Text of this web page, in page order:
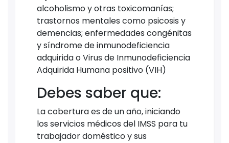
alcoholismo y otras toxicomanías;
trastornos mentales como psicosis y
demencias; enfermedades congénitas
y síndrome de inmunodeficiencia
adquirida o Virus de Inmunodeficiencia
Adquirida Humana positivo (VIH)
Debes saber que:
La cobertura es de un año, iniciando
los servicios médicos del IMSS para tu
trabajador doméstico y sus